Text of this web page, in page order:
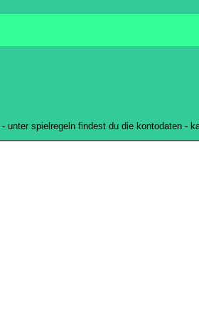
spielregeln findest du die kontodaten -